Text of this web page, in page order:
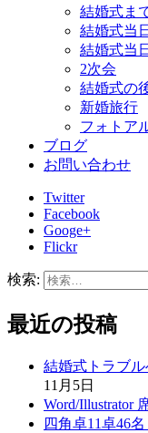
結婚式ま
結婚式当
結婚式当
2次会
結婚式の
新婚旅行
フォトア
ブログ
お問い合わせ
Twitter
Facebook
Googe+
Flickr
検索:
最近の投稿
結婚式トラブル
11月5日
Word/Illustrator
四角卓11卓46